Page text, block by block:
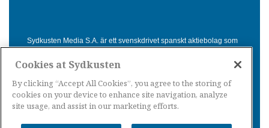
Sydkusten Media S.A. är ett svenskdrivet spanskt aktiebolag som
Spanien. Genom nyhetsbevakning av hela Spanien, med bas på
informationsförmedling för svenskar i Spanien.
Cookies at Sydkusten
By clicking “Accept All Cookies”, you agree to the storing of
cookies on your device to enhance site navigation, analyze
site usage, and assist in our marketing efforts.